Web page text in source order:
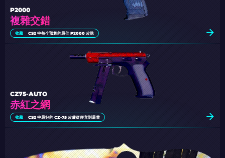
複雜交錯
P2000
收藏 CS2 中每个预算的最佳 P2000 皮肤
赤紅之網
CZ75-AUTO
收藏 CS2 中最好的 CZ-75 皮膚從便宜到最貴